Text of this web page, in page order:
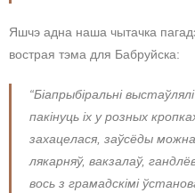
Яшчэ адна наша чытачка
вострая тэма для Бабруйска:
“Біапрыбіральні
пакінуць іх у розных
захацелася, заўсёды можна
лякарняў, вакзалаў,
вось з грамадскімі